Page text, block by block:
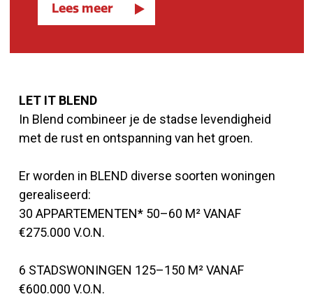
Lees meer
LET IT BLEND
In Blend combineer je de stadse levendigheid
met de rust en ontspanning van het groen.
Er worden in BLEND diverse soorten woningen
gerealiseerd:
30 APPARTEMENTEN* 50–60 M² VANAF
€275.000 V.O.N.
6 STADSWONINGEN 125–150 M² VANAF
€600.000 V.O.N.